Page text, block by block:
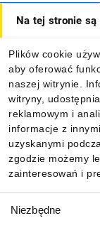
Na tej stronie
Plików cookie
aby oferować
naszej witrynie.
witryny,
reklamowym i
informacje z
uzyskanymi
zgodzie możemy
zainteresowań i
zgody
Niezbędne
Informacje